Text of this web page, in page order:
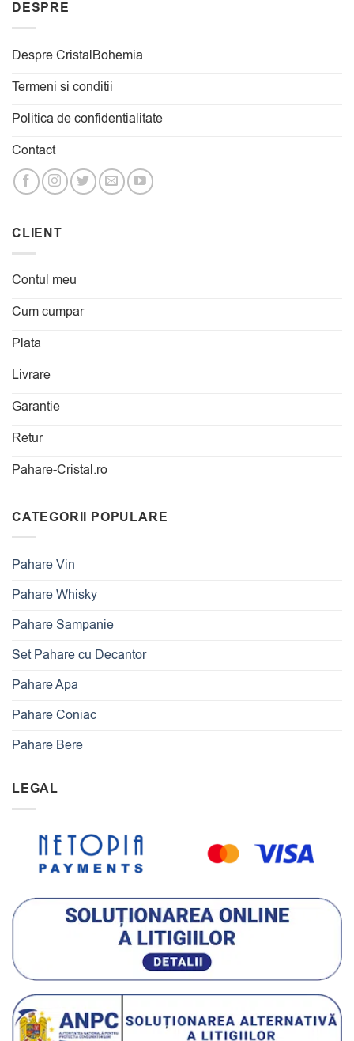
DESPRE
Despre CristalBohemia
Termeni si conditii
Politica de confidentialitate
Contact
CLIENT
Contul meu
Cum cumpar
Plata
Livrare
Garantie
Retur
Pahare-Cristal.ro
CATEGORII POPULARE
Pahare Vin
Pahare Whisky
Pahare Sampanie
Set Pahare cu Decantor
Pahare Apa
Pahare Coniac
Pahare Bere
LEGAL